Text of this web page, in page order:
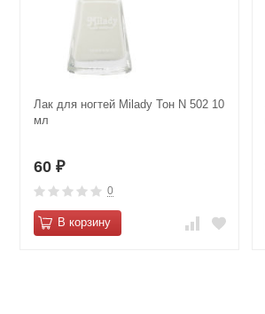
Лак для ногтей Milady Тон N 502 10
мл
60 ₽
0
В корзину